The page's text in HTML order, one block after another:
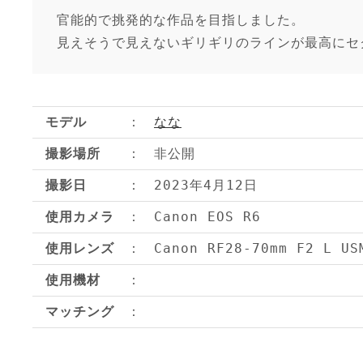
官能的で挑発的な作品を目指しました。
見えそうで見えないギリギリのラインが最高にセ
モデル なな
撮影場所 非公開
撮影日 2023年4月12日
使用カメラ Canon EOS R6
使用レンズ Canon RF28-70mm F2 L
使用機材
マッチング